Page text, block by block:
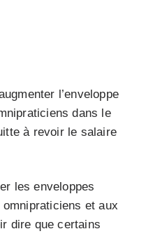
l’enveloppe
dans le
à revoir le salaire
les enveloppes
et aux
dire que certains